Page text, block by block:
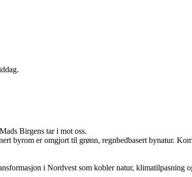
Birgens tar i mot oss.
byrom er omgjort til grønn, regnbedbasert bynatur.
i Nordvest som kobler natur, klimatilpasning